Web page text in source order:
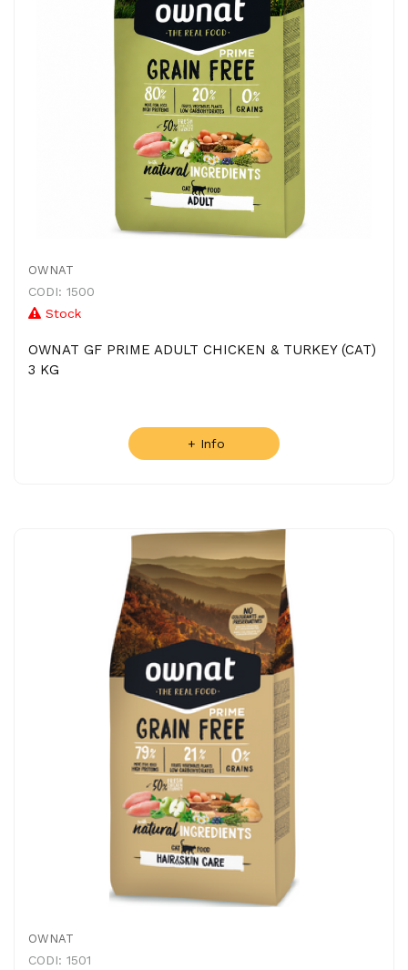
OWNAT
CODI: 1500
Stock
OWNAT GF PRIME ADULT CHICKEN & TURKEY (CAT)
3 KG
+ Info
OWNAT
CODI: 1501